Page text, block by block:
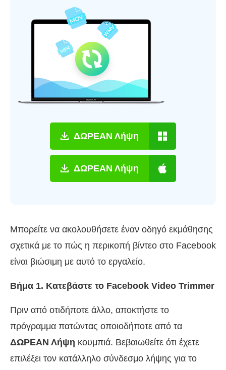
ΔΩΡΕΑΝ Λήψη
ΔΩΡΕΑΝ Λήψη
Μπορείτε να ακολουθήσετε έναν οδηγό εκμάθησης
σχετικά με το πώς η περικοπή βίντεο στο Facebook
είναι βιώσιμη με αυτό το εργαλείο.
Βήμα 1. Κατεβάστε το Facebook Video Trimmer
Πριν από οτιδήποτε άλλο, αποκτήστε το
πρόγραμμα πατώντας οποιοδήποτε από τα
ΔΩΡΕΑΝ Λήψη κουμπιά. Βεβαιωθείτε ότι έχετε
επιλέξει τον κατάλληλο σύνδεσμο λήψης για το